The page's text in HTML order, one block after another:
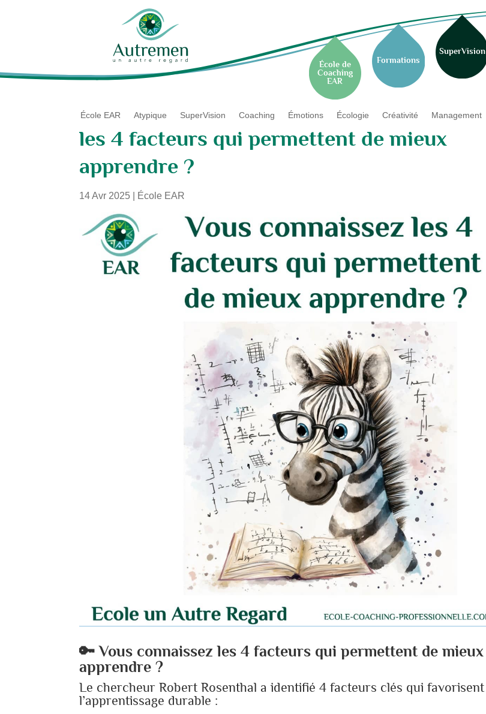
École de
Coaching
EAR
Formations
SuperVision
École EAR Atypique SuperVision Coaching Émotions Écologie Créativité Management
les 4 facteurs qui permettent de mieux
apprendre ?
14 Avr 2025 École EAR
🔑 Vous connaissez les 4 facteurs qui permettent de mieux
apprendre ?
Le chercheur Robert Rosenthal a identifié 4 facteurs clés qui favorisent
l’apprentissage durable :